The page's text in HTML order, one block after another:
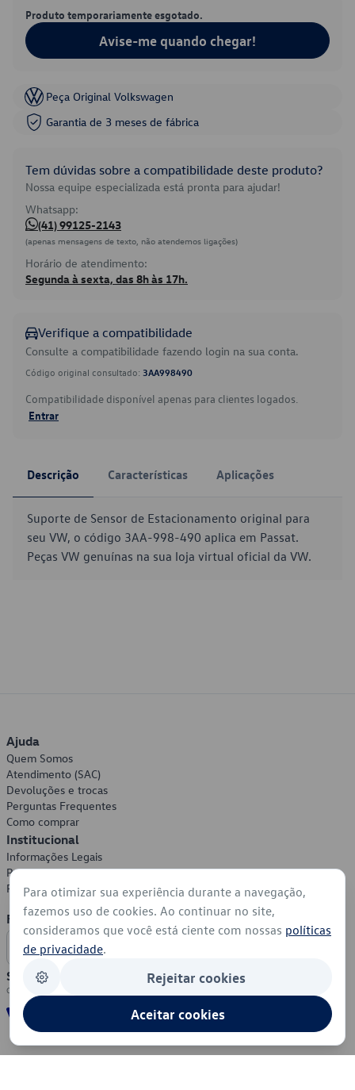
Produto temporariamente esgotado.
Avise-me quando chegar!
Peça Original Volkswagen
Garantia de 3 meses de fábrica
Tem dúvidas sobre a compatibilidade deste produto?
Nossa equipe especializada está pronta para ajudar!
Whatsapp:
(41) 99125-2143
(apenas mensagens de texto, não atendemos ligações)
Horário de atendimento:
Segunda à sexta, das 8h às 17h.
Verifique a compatibilidade
Consulte a compatibilidade fazendo login na sua conta.
Código original consultado: 3AA998490
Compatibilidade disponível apenas para clientes logados.
Entrar
Descrição Características Aplicações
Suporte de Sensor de Estacionamento original para
seu VW, o código 3AA-998-490 aplica em Passat.
Peças VW genuínas na sua loja virtual oficial da VW.
Ajuda
Quem Somos
Atendimento (SAC)
Devoluções e trocas
Perguntas Frequentes
Como comprar
Institucional
Informações Legais
Política de Privacidade
Política de Cookies
Formas de Pagamento
Segurança
Para otimizar sua experiência durante a navegação,
fazemos uso de cookies. Ao continuar no site,
consideramos que você está ciente com nossas políticas
de privacidade.
Rejeitar cookies
Aceitar cookies